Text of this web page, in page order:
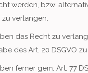
werden, bzw.
zu verlangen.
das Recht zu
des Art. 20 DSGVO
ferner gem. Art. 77